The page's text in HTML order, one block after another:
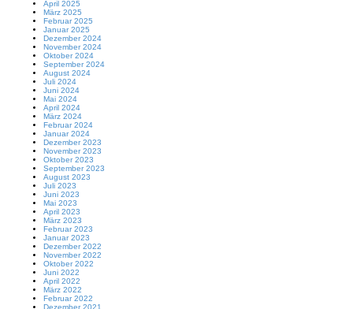
April 2025
März 2025
Februar 2025
Januar 2025
Dezember 2024
November 2024
Oktober 2024
September 2024
August 2024
Juli 2024
Juni 2024
Mai 2024
April 2024
März 2024
Februar 2024
Januar 2024
Dezember 2023
November 2023
Oktober 2023
September 2023
August 2023
Juli 2023
Juni 2023
Mai 2023
April 2023
März 2023
Februar 2023
Januar 2023
Dezember 2022
November 2022
Oktober 2022
Juni 2022
April 2022
März 2022
Februar 2022
Dezember 2021